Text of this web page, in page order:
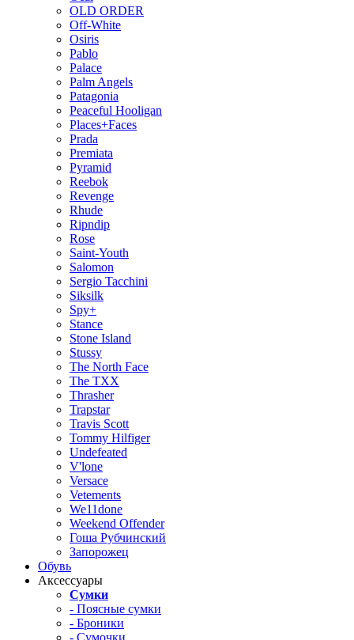
OLD ORDER
Off-White
Osiris
Pablo
Palace
Palm Angels
Patagonia
Peaceful Hooligan
Places+Faces
Prada
Premiata
Pyramid
Reebok
Revenge
Rhude
Ripndip
Rose
Saint-Youth
Salomon
Sergio Tacchini
Siksilk
Spy+
Stance
Stone Island
Stussy
The North Face
The TXX
Thrasher
Trapstar
Travis Scott
Tommy Hilfiger
Undefeated
V'lone
Versace
Vetements
We11done
Weekend Offender
Гоша Рубчинский
Запорожец
Обувь
Аксессуары
Сумки
- Поясные сумки
- Броники
- Сумочки